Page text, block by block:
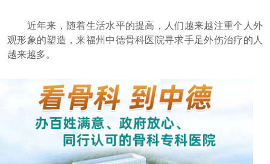
近年来，随着生活水平的提高，人们越来越注重个人外
观形象的塑造，来福州中德骨科医院寻求手足外伤治疗的人
越来越多。